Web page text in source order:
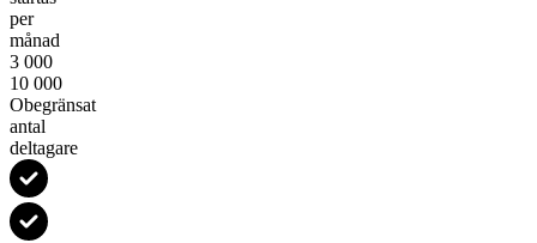
per
månad
3 000
10 000
Obegränsat
antal
deltagare